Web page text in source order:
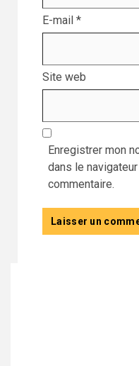
E-mail *
Site web
Enregistrer mon
dans le
commentaire.